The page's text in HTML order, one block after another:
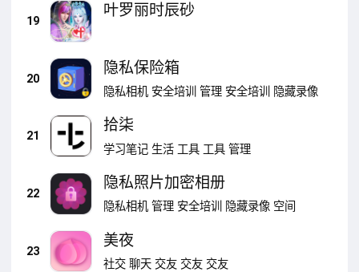
19
叶罗丽时辰砂
20
隐私保险箱
隐私相机 安全培训 管理 安全培训 隐藏录像
21
拾柒
学习笔记 生活 工具 工具 管理
22
隐私照片加密相册
隐私相机 管理 安全培训 隐藏录像 空间
23
美夜
社交 聊天 交友 交友 交友